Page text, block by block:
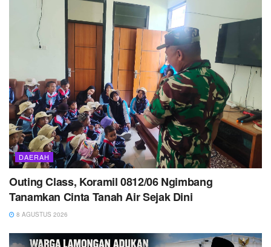
DAERAH
Outing Class, Koramil 0812/06 Ngimbang
Tanamkan Cinta Tanah Air Sejak Dini
8 AGUSTUS 2026